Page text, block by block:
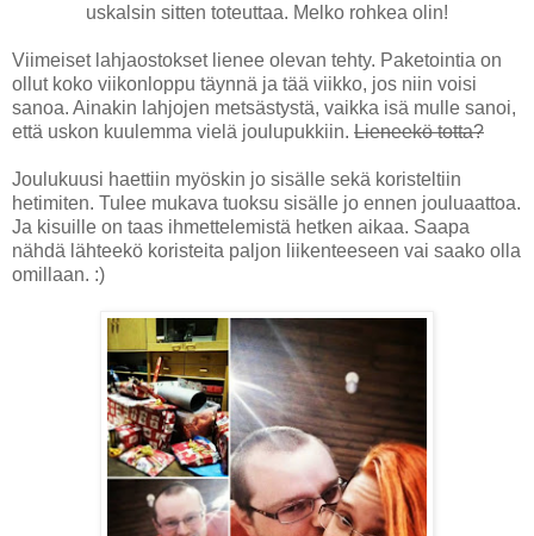
uskalsin sitten toteuttaa. Melko rohkea olin!
Viimeiset lahjaostokset lienee olevan tehty. Paketointia on
ollut koko viikonloppu täynnä ja tää viikko, jos niin voisi
sanoa. Ainakin lahjojen metsästystä, vaikka isä mulle sanoi,
että uskon kuulemma vielä joulupukkiin. Lieneekö totta?
Joulukuusi haettiin myöskin jo sisälle sekä koristeltiin
hetimiten. Tulee mukava tuoksu sisälle jo ennen jouluaattoa.
Ja kisuille on taas ihmettelemistä hetken aikaa. Saapa
nähdä lähteekö koristeita paljon liikenteeseen vai saako olla
omillaan. :)